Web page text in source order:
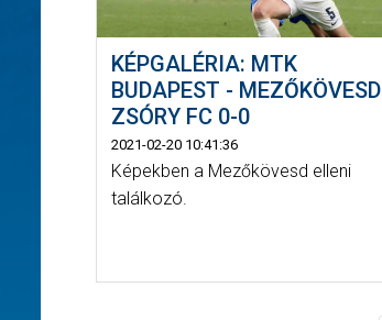
KÉPGALÉRIA: MTK
BUDAPEST - MEZŐKÖVESD
ZSÓRY FC 0-0
2021-02-20 10:41:36
Képekben a Mezőkövesd elleni
találkozó.